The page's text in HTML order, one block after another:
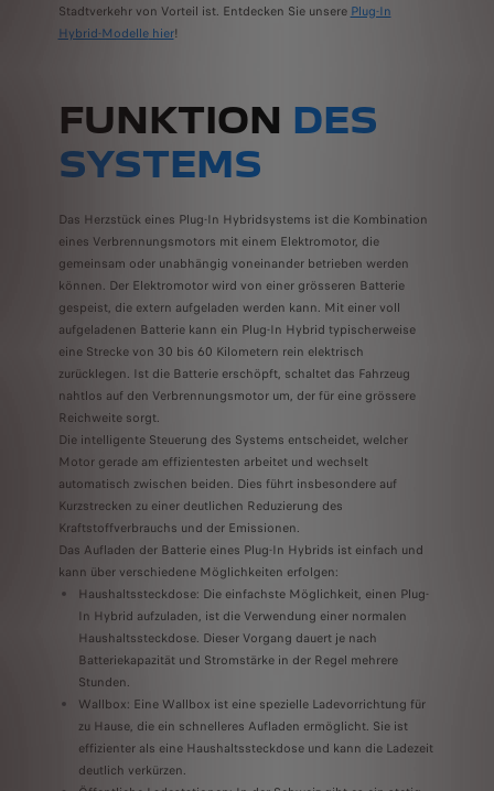
Stadtverkehr von Vorteil ist. Entdecken Sie unsere Plug-In
Hybrid-Modellehier!
FUNKTION DES
SYSTEMS
Das Herzstück eines Plug-In Hybridsystems ist die Kombination
eines Verbrennungsmotors mit einem Elektromotor, die
gemeinsam oder unabhängig voneinander betrieben werden
können. Der Elektromotor wird von einer grösseren Batterie
gespeist, die extern aufgeladen werden kann. Mit einer voll
aufgeladenen Batterie kann ein Plug-In Hybrid typischerweise
eine Strecke von 30 bis 60 Kilometern rein elektrisch
zurücklegen. Ist die Batterie erschöpft, schaltet das Fahrzeug
nahtlos auf den Verbrennungsmotor um, der für eine grössere
Reichweite sorgt.
Die intelligente Steuerung des Systems entscheidet, welcher
Motor gerade am effizientesten arbeitet und wechselt
automatisch zwischen beiden. Dies führt insbesondere auf
Kurzstrecken zu einer deutlichen Reduzierung des
Kraftstoffverbrauchs und der Emissionen.
Das Aufladen der Batterie eines Plug-In Hybrids ist einfach und
kann über verschiedene Möglichkeiten erfolgen:
Haushaltssteckdose: Die einfachste Möglichkeit, einen Plug-
In Hybrid aufzuladen, ist die Verwendung einer normalen
Haushaltssteckdose. Dieser Vorgang dauert je nach
Batteriekapazität und Stromstärke in der Regel mehrere
Stunden.
Wallbox: Eine Wallbox ist eine spezielle Ladevorrichtung für
zu Hause, die ein schnelleres Aufladen ermöglicht. Sie ist
effizienter als eine Haushaltssteckdose und kann die Ladezeit
deutlich verkürzen.